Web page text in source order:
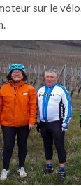
sur le